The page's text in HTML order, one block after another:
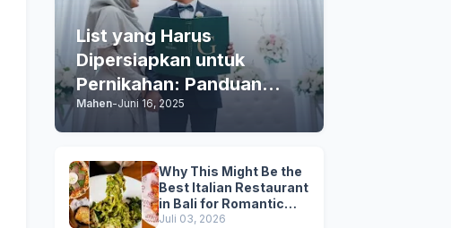
List yang Harus
Dipersiapkan untuk
Pernikahan: Panduan
Praktis Anda
Mahen-Juni 16, 2025
Why This Might Be the
Best Italian Restaurant
in Bali for Romantic
Dinner, Family Dinner,
Juli 03, 2026